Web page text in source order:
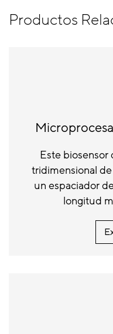
Productos
Este
tridimensional
un espaciador
longitud